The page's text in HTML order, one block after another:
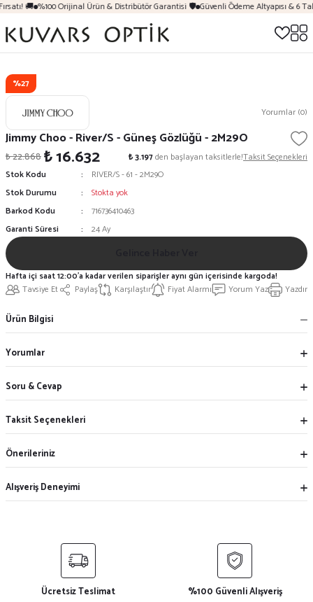
🚚 %100 Orijinal Ürün & Distribütör Garantisi 🛡️ Güvenli Ödeme Altyapısı & 6
%27
Yorumlar (0)
Jimmy Choo - River/S - Güneş Gözlüğü - 2M29O
₺ 22.868₺ 16.632 ₺ 3.197den başlayan taksitlerle!Taksit Seçenekleri
Stok Kodu
RIVER/S - 61 - 2M29O
Stok Durumu
Stokta yok
Barkod Kodu
716736410463
Garanti Süresi
24 Ay
Tavsiye Et Paylaş Karşılaştır Fiyat Alarmı Yorum Yaz Yazdır
Hafta içi saat 12:00'a kadar verilen siparişler aynı gün içerisinde kargoda!
Ürün Bilgisi
Yorumlar
Soru & Cevap
Taksit Seçenekleri
Önerileriniz
Alışveriş Deneyimi
Ücretsiz Teslimat %100 Güvenli Alışveriş